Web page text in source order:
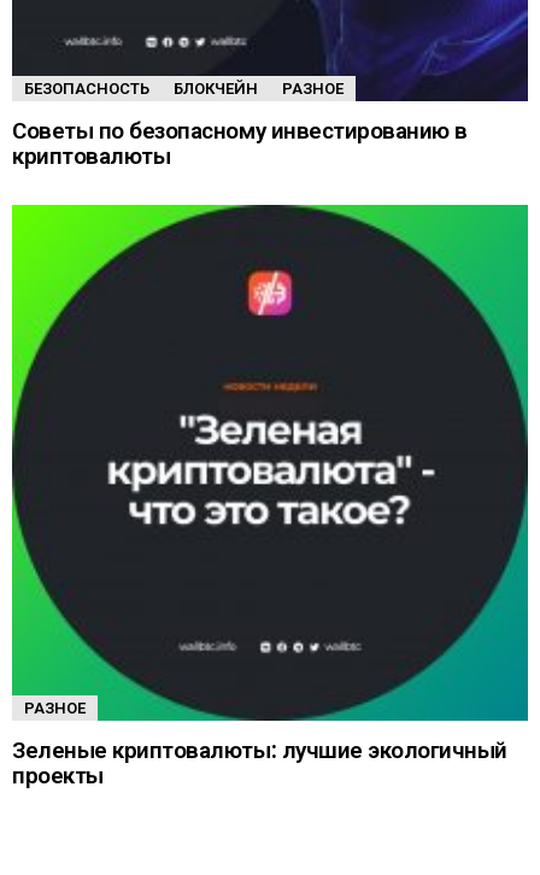
БЕЗОПАСНОСТЬ БЛОКЧЕЙН РАЗНОЕ
Советы по безопасному инвестированию в
криптовалюты
РАЗНОЕ
Зеленые криптовалюты: лучшие экологичный
проекты